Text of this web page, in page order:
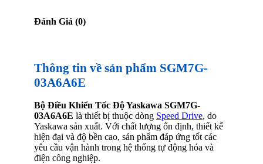
Đánh Giá (0)
Thông tin về sản phẩm SGM7G-
03A6A6E
Bộ Điều Khiển Tốc Độ Yaskawa SGM7G-
03A6A6E là thiết bị thuộc dòng Speed Drive, do
Yaskawa sản xuất. Với chất lượng ổn định, thiết kế
hiện đại và độ bền cao, sản phẩm đáp ứng tốt các
yêu cầu vận hành trong hệ thống tự động hóa và
điện công nghiệp.